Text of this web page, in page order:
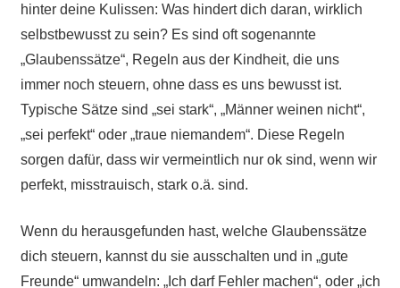
hinter deine Kulissen: Was hindert dich daran, wirklich
selbstbewusst zu sein? Es sind oft sogenannte
„Glaubenssätze“, Regeln aus der Kindheit, die uns
immer noch steuern, ohne dass es uns bewusst ist.
Typische Sätze sind „sei stark“, „Männer weinen nicht“,
„sei perfekt“ oder „traue niemandem“. Diese Regeln
sorgen dafür, dass wir vermeintlich nur ok sind, wenn wir
perfekt, misstrauisch, stark o.ä. sind.
Wenn du herausgefunden hast, welche Glaubenssätze
dich steuern, kannst du sie ausschalten und in „gute
Freunde“ umwandeln: „Ich darf Fehler machen“, oder „ich